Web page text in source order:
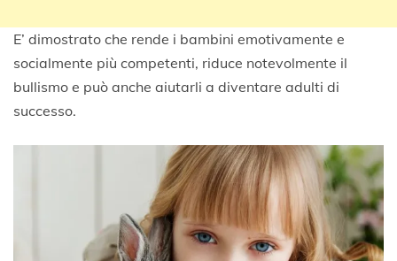
E’ dimostrato che rende i bambini emotivamente e
socialmente più competenti, riduce notevolmente il
bullismo e può anche aiutarli a diventare adulti di
successo.